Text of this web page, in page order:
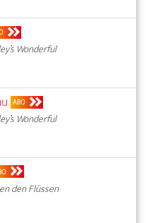
Wonderful
ABO
Wonderful
den Flüssen